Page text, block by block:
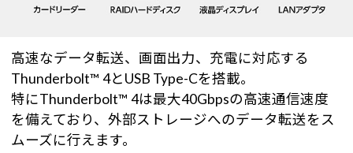
高速なデータ転送、画面出力、充電に対応する
Thunderbolt™ 4とUSB Type-Cを搭載。
特にThunderbolt™ 4は最大40Gbpsの高速通信速度
を備えており、外部ストレージへのデータ転送をス
ムーズに行えます。